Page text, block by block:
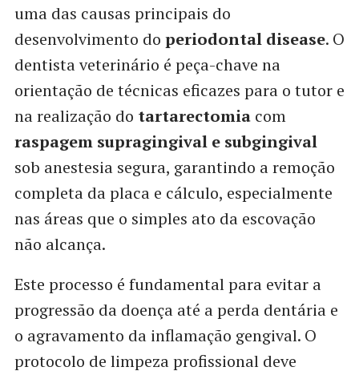
uma das causas principais do
desenvolvimento do periodontal disease. O
dentista veterinário é peça-chave na
orientação de técnicas eficazes para o tutor e
na realização do tartarectomiacom
raspagem supragingival e subgingival
sob anestesia segura, garantindo a remoção
completa da placa e cálculo, especialmente
nas áreas que o simples ato da escovação
não alcança.
Este processo é fundamental para evitar a
progressão da doença até a perda dentária e
o agravamento da inflamação gengival. O
protocolo de limpeza profissional deve